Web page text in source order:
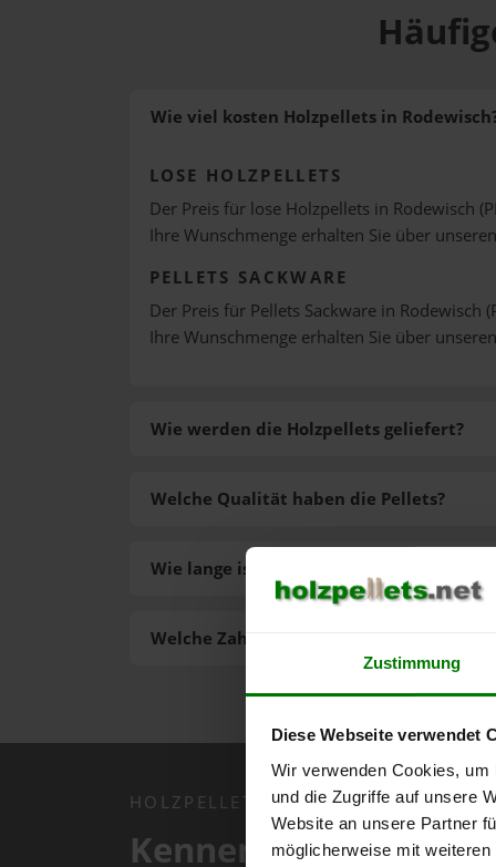
Zustimmung
Diese Webseite verwendet
Wir verwenden Cookies,
und die Zugriffe auf unsere
Website an unsere Partner
möglicherweise mit
Wie viel kosten Holzpellets in
LOSE HOLZPELLETS
Der Preis für lose Holzpellets in Rodewisch
Ihre Wunschmenge erhalten Sie über unseren
PELLETS SACKWARE
Der Preis für Pellets Sackware in Rodewisch
Ihre Wunschmenge erhalten Sie über unseren
Wie werden die Holzpellets geliefert?
Welche Zahlungsarten gibt es?
Welche Qualität haben die Pellets?
Wie lange ist die Lieferzeit der Pellets?
HOLZPELLETS.NET APP
Kennen Sie schon